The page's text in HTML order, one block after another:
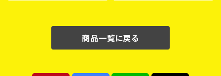
商品一覧に戻る